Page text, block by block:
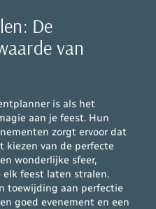
De
van
is als het
aan je feest. Hun
zorgt ervoor dat
kiezen van de perfecte
wonderlijke sfeer,
elk feest laten stralen.
toewijding aan perfectie
goed evenement en een